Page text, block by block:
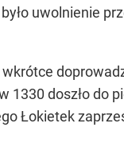
uwolnienie
1330 doszło do
Łokietek